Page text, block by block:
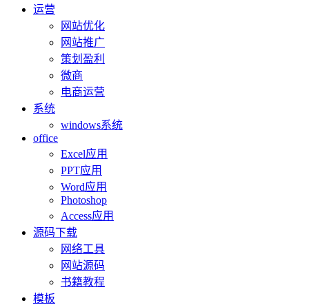
运营
网站优化
网站推广
策划盈利
微商
电商运营
系统
windows系统
office
Excel应用
PPT应用
Word应用
Photoshop
Access应用
源码下载
网络工具
网站源码
书籍教程
模板